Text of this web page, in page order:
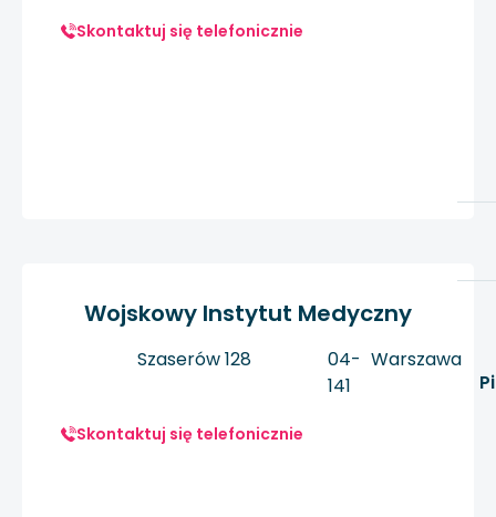
Skontaktuj się telefonicznie
Wojskowy Instytut Medyczny
Szaserów 128
04-
141
Warszawa
Skontaktuj się telefonicznie